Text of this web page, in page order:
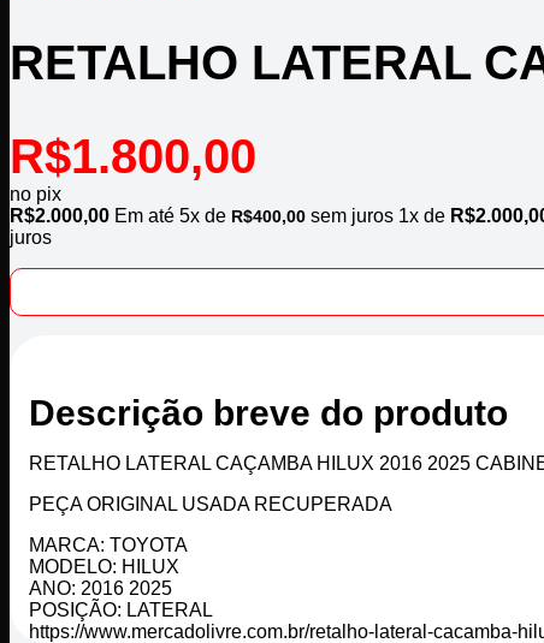
RETALHO LATERAL
R$1.800,00
no pix
R$2.000,00 Em até 5x de R$400,00 sem juros 1x de R$
juros
Descrição breve do produto
RETALHO LATERAL CAÇAMBA HILUX 2016 2025
PEÇA ORIGINAL USADA RECUPERADA
MARCA: TOYOTA
MODELO: HILUX
ANO: 2016 2025
POSIÇÃO: LATERAL
https://www.mercadolivre.com.br/retalho-lateral-cacamba-